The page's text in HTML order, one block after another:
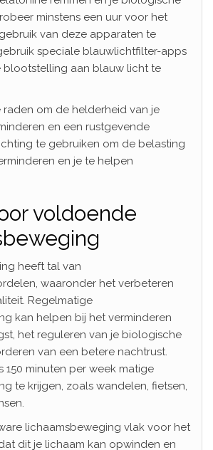
minstens een uur voor het
van deze apparaten te
speciale blauwlichtfilter-apps
blootstelling aan blauw licht te
raden om de helderheid van je
en een rustgevende
te gebruiken om de belasting
en je te helpen
voldoende
heeft tal van
waaronder het verbeteren
Regelmatige
kan helpen bij het verminderen
het reguleren van je biologische
van een betere nachtrust.
150 minuten per week matige
te krijgen, zoals wandelen, fietsen,
lichaamsbeweging vlak voor het
dit je lichaam kan opwinden en